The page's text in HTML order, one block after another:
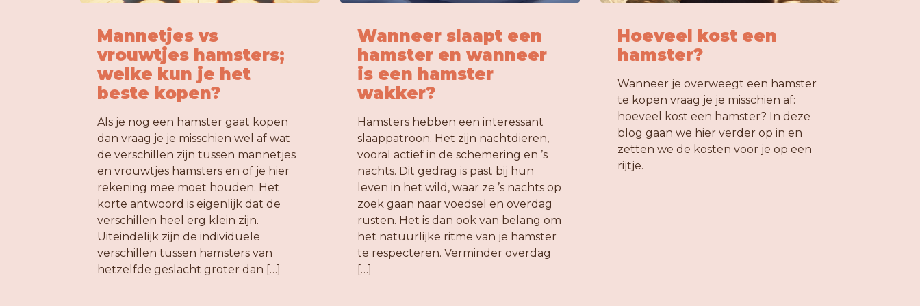
Mannetjes vs
vrouwtjes hamsters;
welke kun je het
beste kopen?
Als je nog een hamster gaat kopen
dan vraag je je misschien wel af wat
de verschillen zijn tussen mannetjes
en vrouwtjes hamsters en of je hier
rekening mee moet houden. Het
korte antwoord is eigenlijk dat de
verschillen heel erg klein zijn.
Uiteindelijk zijn de individuele
verschillen tussen hamsters van
hetzelfde geslacht groter dan […]
Wanneer slaapt een
hamster en wanneer
is een hamster
wakker?
Hamsters hebben een interessant
slaappatroon. Het zijn nachtdieren,
vooral actief in de schemering en ’s
nachts. Dit gedrag is past bij hun
leven in het wild, waar ze ’s nachts op
zoek gaan naar voedsel en overdag
rusten. Het is dan ook van belang om
het natuurlijke ritme van je hamster
te respecteren. Verminder overdag
[…]
Hoeveel kost een
hamster?
Wanneer je overweegt een hamster
te kopen vraag je je misschien af:
hoeveel kost een hamster? In deze
blog gaan we hier verder op in en
zetten we de kosten voor je op een
rijtje.